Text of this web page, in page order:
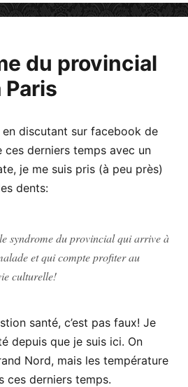
du provincial
Paris
en discutant sur facebook de
ces derniers temps avec un
je me suis pris (à peu près)
dents:
syndrome du provincial qui arrive à
et qui compte profiter au
culturelle!
santé, c’est pas faux! Je
depuis que je suis ici. On
Nord, mais les température
ces derniers temps.